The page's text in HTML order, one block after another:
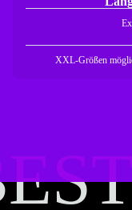
XXL-Größen